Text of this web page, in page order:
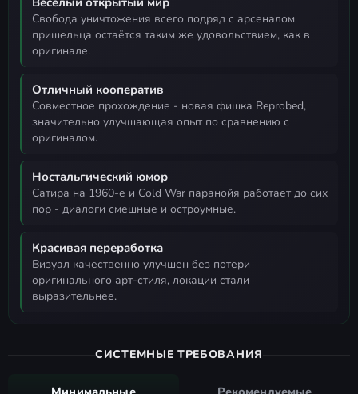
свобода уничтожения всего подряд с арсеналом
пришельца остаётся таким же удовольствием, как в
оригинале.
Отличный кооператив
совместное прохождение - новая фишка Reprobed,
значительно улучшающая опыт по сравнению с
оригиналом.
Ностальгический юмор
сатира на 1960-е и Cold War паранойя работает до сих
пор - диалоги смешные и остроумные.
Красивая переработка
визуал качественно улучшен без потери
оригинального арт-стиля, локации стали
выразительнее.
СИСТЕМНЫЕ ТРЕБОВАНИЯ